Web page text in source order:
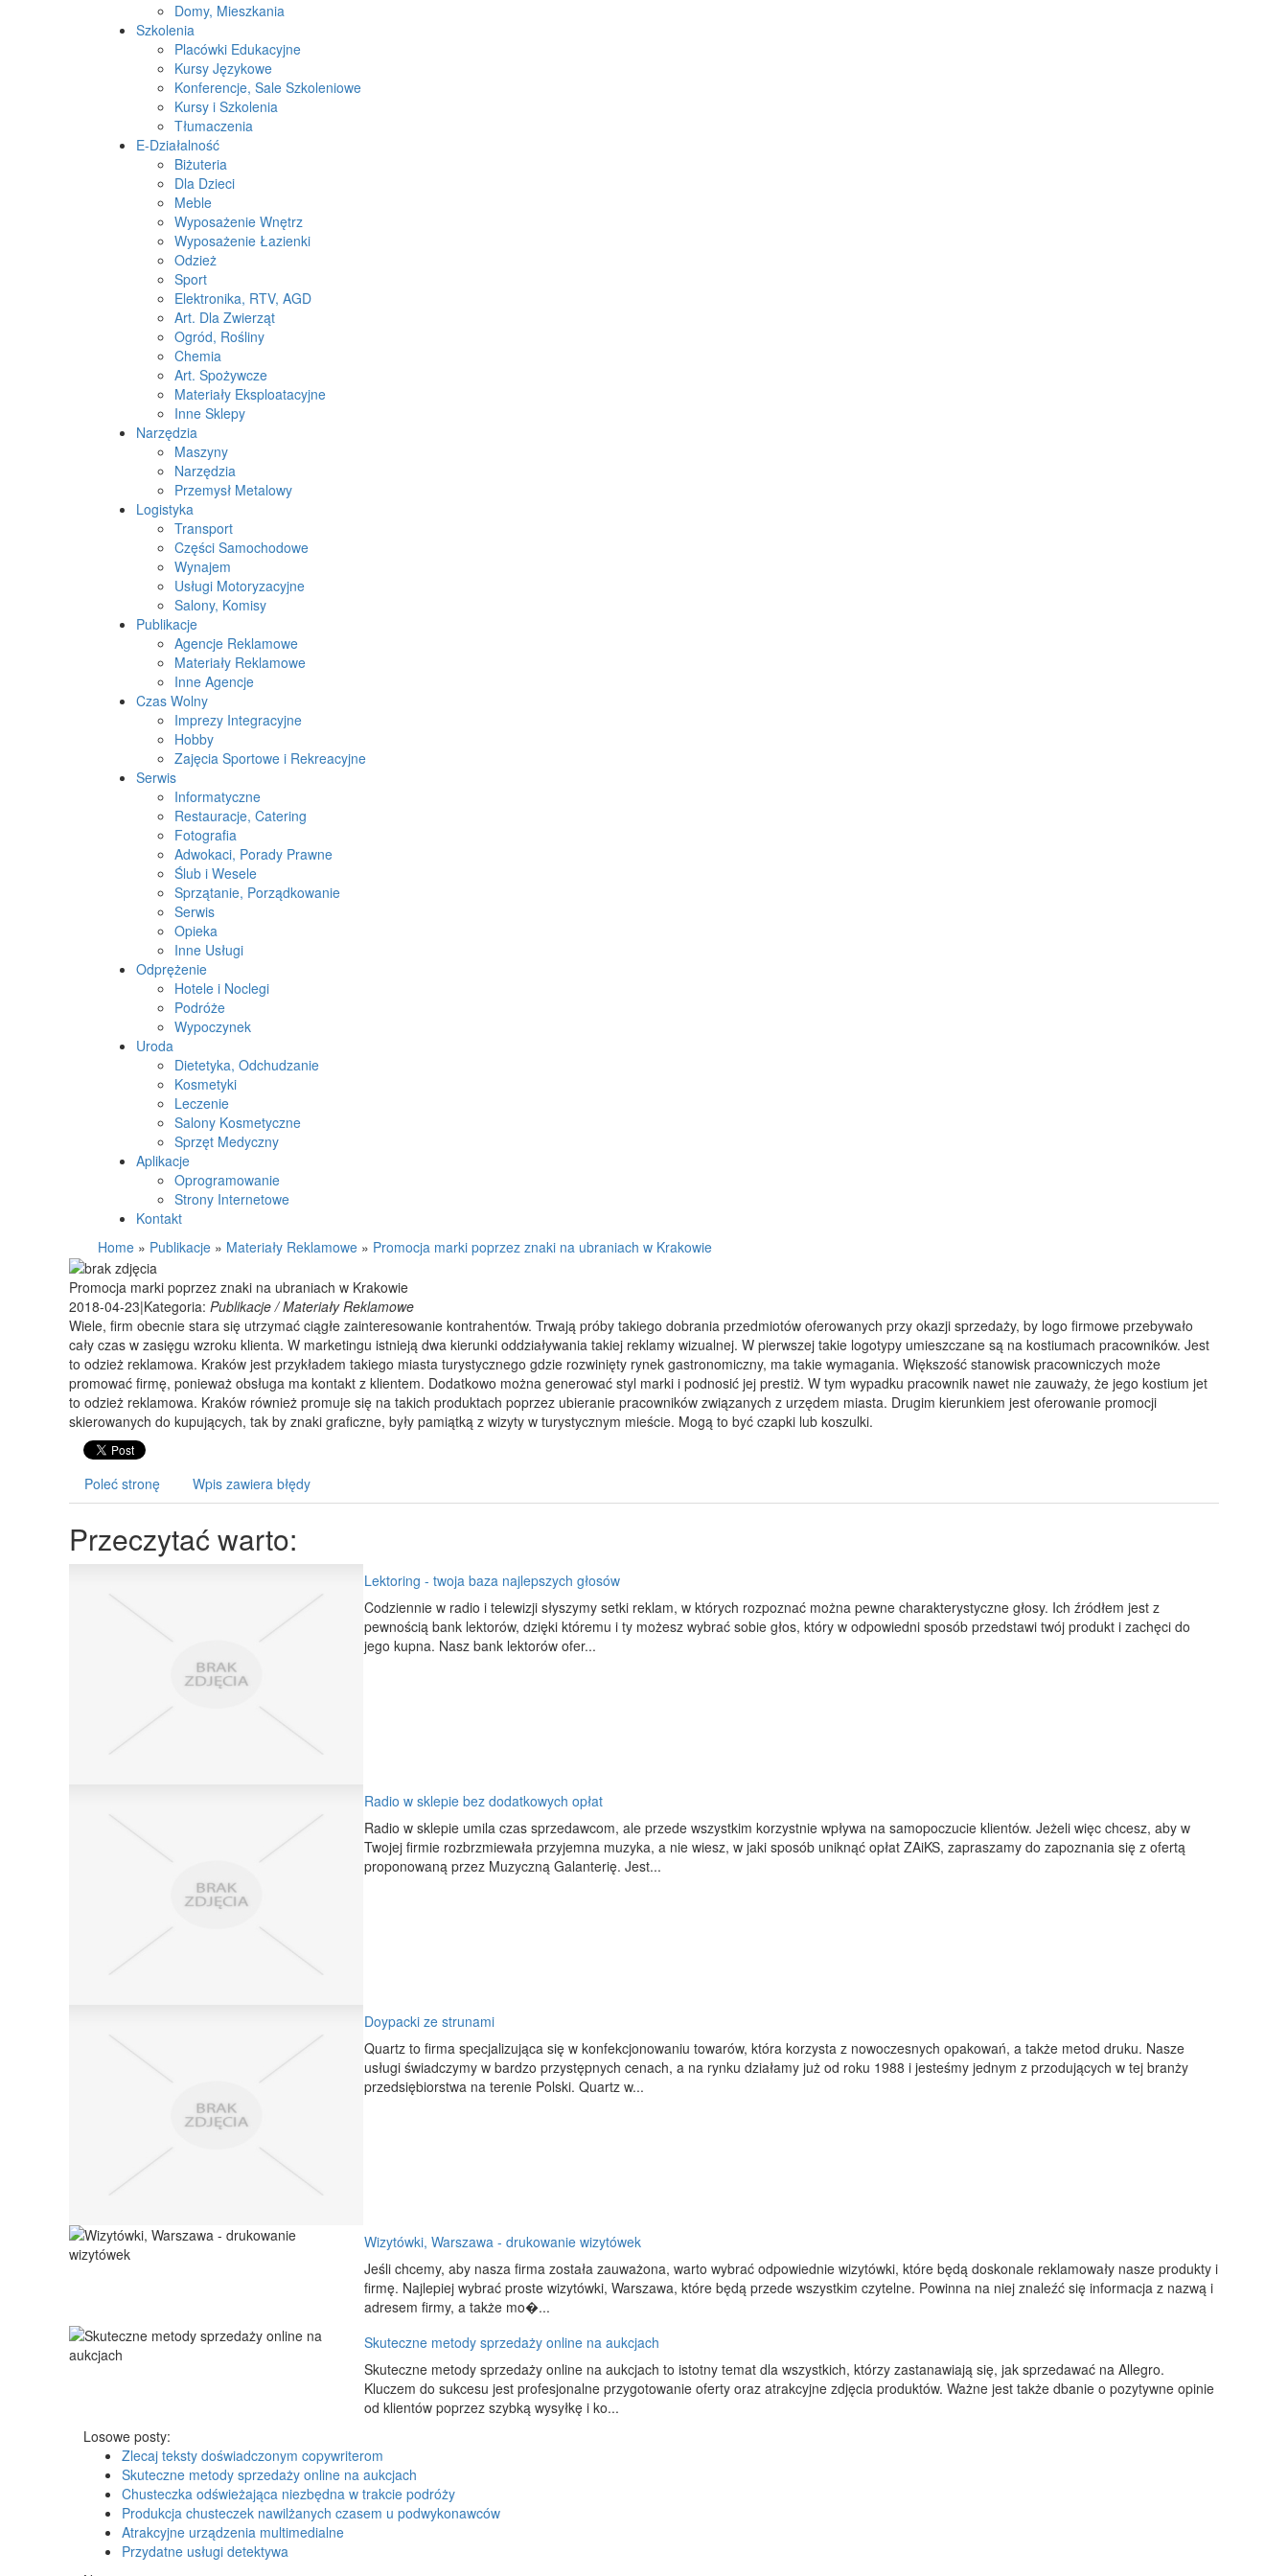
Domy, Mieszkania
Szkolenia
Placówki Edukacyjne
Kursy Językowe
Konferencje, Sale Szkoleniowe
Kursy i Szkolenia
Tłumaczenia
E-Działalność
Biżuteria
Dla Dzieci
Meble
Wyposażenie Wnętrz
Wyposażenie Łazienki
Odzież
Sport
Elektronika, RTV, AGD
Art. Dla Zwierząt
Ogród, Rośliny
Chemia
Art. Spożywcze
Materiały Eksploatacyjne
Inne Sklepy
Narzędzia
Maszyny
Narzędzia
Przemysł Metalowy
Logistyka
Transport
Części Samochodowe
Wynajem
Usługi Motoryzacyjne
Salony, Komisy
Publikacje
Agencje Reklamowe
Materiały Reklamowe
Inne Agencje
Czas Wolny
Imprezy Integracyjne
Hobby
Zajęcia Sportowe i Rekreacyjne
Serwis
Informatyczne
Restauracje, Catering
Fotografia
Adwokaci, Porady Prawne
Ślub i Wesele
Sprzątanie, Porządkowanie
Serwis
Opieka
Inne Usługi
Odprężenie
Hotele i Noclegi
Podróże
Wypoczynek
Uroda
Dietetyka, Odchudzanie
Kosmetyki
Leczenie
Salony Kosmetyczne
Sprzęt Medyczny
Aplikacje
Oprogramowanie
Strony Internetowe
Kontakt
Home » Publikacje » Materiały Reklamowe » Promocja marki poprzez znaki na ubraniach w Krakowie
Promocja marki poprzez znaki na ubraniach w Krakowie
2018-04-23|Kategoria: Publikacje / Materiały Reklamowe
Wiele, firm obecnie stara się utrzymać ciągłe zainteresowanie kontrahentów. Trwają próby takiego dobrania przedmiotów oferowanych przy okazji sprzedaży, by logo firmowe przebywało
cały czas w zasięgu wzroku klienta. W marketingu istnieją dwa kierunki oddziaływania takiej reklamy wizualnej. W pierwszej takie logotypy umieszczane są na kostiumach pracowników. Jest
to odzież reklamowa. Kraków jest przykładem takiego miasta turystycznego gdzie rozwinięty rynek gastronomiczny, ma takie wymagania. Większość stanowisk pracowniczych może
promować firmę, ponieważ obsługa ma kontakt z klientem. Dodatkowo można generować styl marki i podnosić jej prestiż. W tym wypadku pracownik nawet nie zauważy, że jego kostium jet
to odzież reklamowa. Kraków również promuje się na takich produktach poprzez ubieranie pracowników związanych z urzędem miasta. Drugim kierunkiem jest oferowanie promocji
skierowanych do kupujących, tak by znaki graficzne, były pamiątką z wizyty w turystycznym mieście. Mogą to być czapki lub koszulki.
Poleć stronę Wpis zawiera błędy
Przeczytać warto:
Lektoring - twoja baza najlepszych głosów
Codziennie w radio i telewizji słyszymy setki reklam, w których rozpoznać można pewne charakterystyczne głosy. Ich źródłem jest z
pewnością bank lektorów, dzięki któremu i ty możesz wybrać sobie głos, który w odpowiedni sposób przedstawi twój produkt i zachęci do
jego kupna. Nasz bank lektorów ofer...
Radio w sklepie bez dodatkowych opłat
Radio w sklepie umila czas sprzedawcom, ale przede wszystkim korzystnie wpływa na samopoczucie klientów. Jeżeli więc chcesz, aby w
Twojej firmie rozbrzmiewała przyjemna muzyka, a nie wiesz, w jaki sposób uniknąć opłat ZAiKS, zapraszamy do zapoznania się z ofertą
proponowaną przez Muzyczną Galanterię. Jest...
Doypacki ze strunami
Quartz to firma specjalizująca się w konfekcjonowaniu towarów, która korzysta z nowoczesnych opakowań, a także metod druku. Nasze
usługi świadczymy w bardzo przystępnych cenach, a na rynku działamy już od roku 1988 i jesteśmy jednym z przodujących w tej branży
przedsiębiorstwa na terenie Polski. Quartz w...
Wizytówki, Warszawa - drukowanie wizytówek
Jeśli chcemy, aby nasza firma została zauważona, warto wybrać odpowiednie wizytówki, które będą doskonale reklamowały nasze produkty i
firmę. Najlepiej wybrać proste wizytówki, Warszawa, które będą przede wszystkim czytelne. Powinna na niej znaleźć się informacja z nazwą i
adresem firmy, a także mo�...
Skuteczne metody sprzedaży online na aukcjach
Skuteczne metody sprzedaży online na aukcjach to istotny temat dla wszystkich, którzy zastanawiają się, jak sprzedawać na Allegro.
Kluczem do sukcesu jest profesjonalne przygotowanie oferty oraz atrakcyjne zdjęcia produktów. Ważne jest także dbanie o pozytywne opinie
od klientów poprzez szybką wysyłkę i ko...
Losowe posty:
Zlecaj teksty doświadczonym copywriterom
Skuteczne metody sprzedaży online na aukcjach
Chusteczka odświeżająca niezbędna w trakcie podróży
Produkcja chusteczek nawilżanych czasem u podwykonawców
Atrakcyjne urządzenia multimedialne
Przydatne usługi detektywa